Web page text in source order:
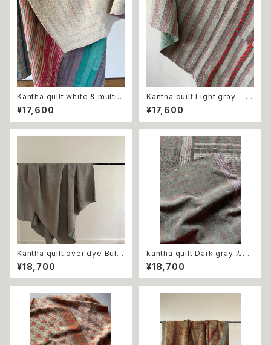
Kantha quilt white & multi c
olor カンタキルト ホワイト＆
マルチカラー
¥17,600
Kantha quilt Light gray
カンタキルト ライトグレー
¥17,600
Kantha quilt over dye Bule
gray カンタキルト オーバー
ダイ ブルーグレー
¥18,700
kantha quilt Dark gray カン
タキルト ダークグレー
¥18,700